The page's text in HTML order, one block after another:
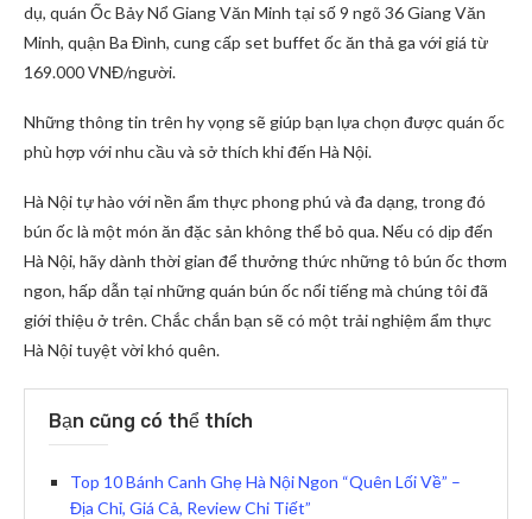
dụ, quán Ốc Bảy Nổ Giang Văn Minh tại số 9 ngõ 36 Giang Văn
Minh, quận Ba Đình, cung cấp set buffet ốc ăn thả ga với giá từ
169.000 VNĐ/người.
Những thông tin trên hy vọng sẽ giúp bạn lựa chọn được quán ốc
phù hợp với nhu cầu và sở thích khi đến Hà Nội.
Hà Nội tự hào với nền ẩm thực phong phú và đa dạng, trong đó
bún ốc là một món ăn đặc sản không thể bỏ qua. Nếu có dịp đến
Hà Nội, hãy dành thời gian để thưởng thức những tô bún ốc thơm
ngon, hấp dẫn tại những quán bún ốc nổi tiếng mà chúng tôi đã
giới thiệu ở trên. Chắc chắn bạn sẽ có một trải nghiệm ẩm thực
Hà Nội tuyệt vời khó quên.
Bạn cũng có thể thích
Top 10 Bánh Canh Ghẹ Hà Nội Ngon “Quên Lối Về” –
Địa Chỉ, Giá Cả, Review Chi Tiết”